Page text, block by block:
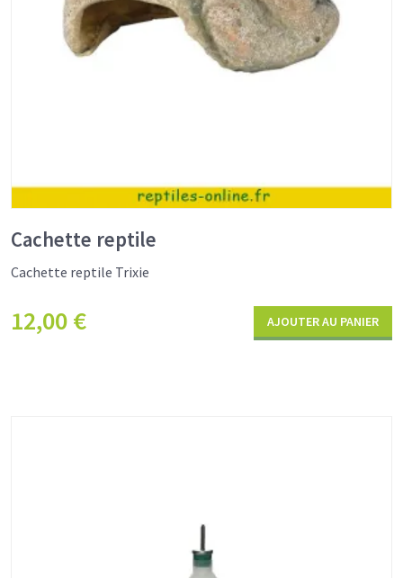
Cachette reptile
Cachette reptile Trixie
12,00€ AJOUTER AU PANIER